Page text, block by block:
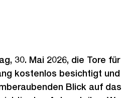
30. Mai 2026, die Tore für
kostenlos besichtigt und
Blick auf das